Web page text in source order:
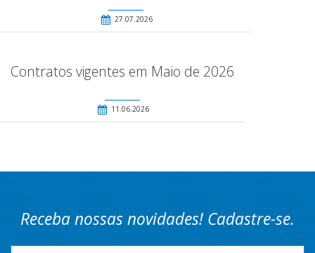
27.07.2026
Contratos vigentes em Maio de 2026
11.06.2026
Receba nossas novidades! Cadastre-se.